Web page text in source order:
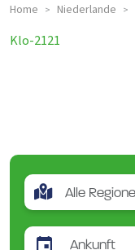
Home > Niederlande >
Klo-2121